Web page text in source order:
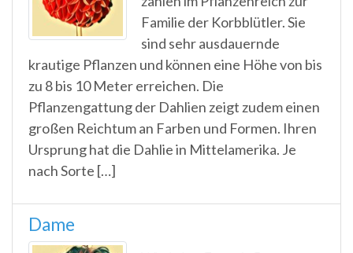
Familie der Korbblütler. Sie
sind sehr ausdauernde
krautige Pflanzen und können eine Höhe von bis
zu 8 bis 10 Meter erreichen. Die
Pflanzengattung der Dahlien zeigt zudem einen
großen Reichtum an Farben und Formen. Ihren
Ursprung hat die Dahlie in Mittelamerika. Je
nach Sorte […]
Dame